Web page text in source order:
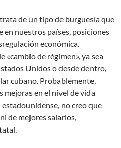
de un tipo de burguesía que
en nuestros países, posiciones
económica.
«cambio de régimen», ya sea
Unidos o desde dentro,
cubano. Probablemente,
mejoras en el nivel de vida
no creo que
de mejores salarios,